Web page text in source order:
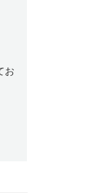
お